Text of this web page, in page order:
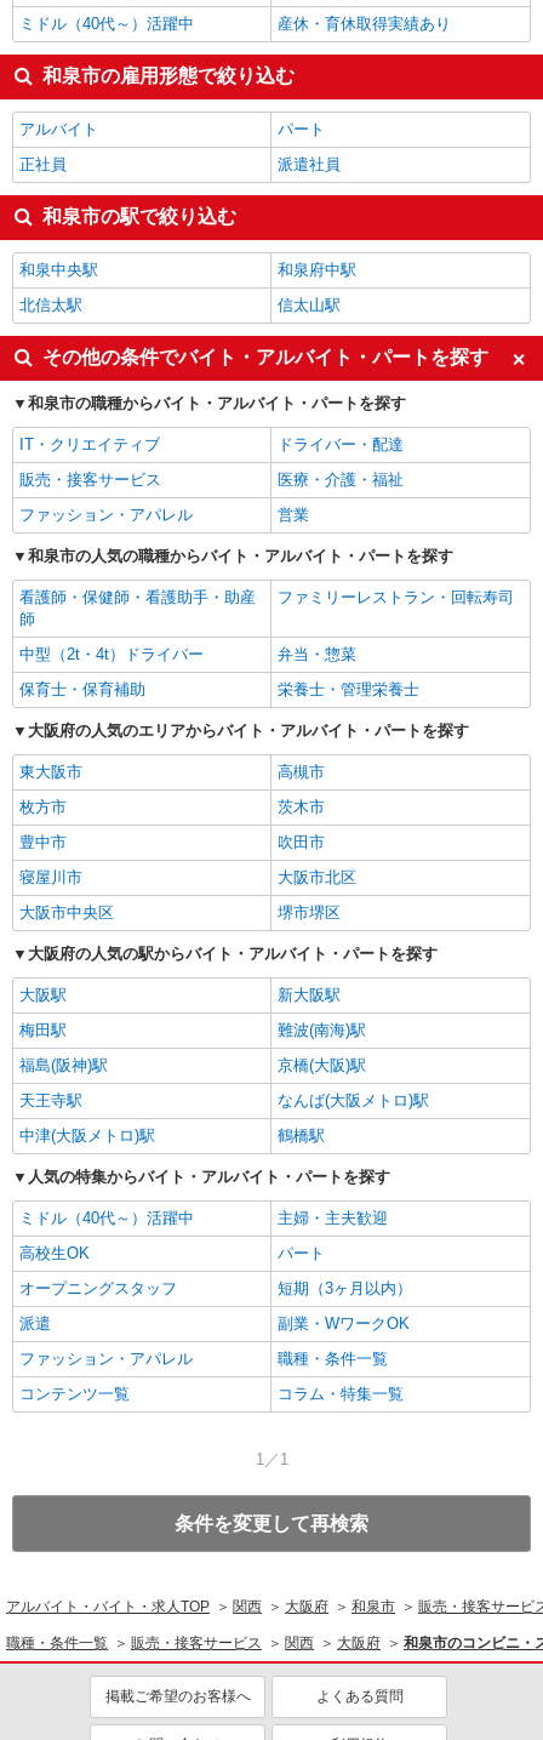
ミドル（40代～）活躍中
産休・育休取得実績あり
和泉市の雇用形態で絞り込む
アルバイト
パート
正社員
派遣社員
和泉市の駅で絞り込む
和泉中央駅
和泉府中駅
北信太駅
信太山駅
その他の条件でバイト・アルバイト・パートを探す
和泉市の職種からバイト・アルバイト・パートを探す
IT・クリエイティブ
ドライバー・配達
販売・接客サービス
医療・介護・福祉
ファッション・アパレル
営業
和泉市の人気の職種からバイト・アルバイト・パートを探す
看護師・保健師・看護助手・助産
師
ファミリーレストラン・回転寿司
中型（2t・4t）ドライバー
弁当・惣菜
保育士・保育補助
栄養士・管理栄養士
大阪府の人気のエリアからバイト・アルバイト・パートを探す
東大阪市
高槻市
枚方市
茨木市
豊中市
吹田市
寝屋川市
大阪市北区
大阪市中央区
堺市堺区
大阪府の人気の駅からバイト・アルバイト・パートを探す
大阪駅
新大阪駅
梅田駅
難波(南海)駅
福島(阪神)駅
京橋(大阪)駅
天王寺駅
なんば(大阪メトロ)駅
中津(大阪メトロ)駅
鶴橋駅
人気の特集からバイト・アルバイト・パートを探す
ミドル（40代～）活躍中
主婦・主夫歓迎
高校生OK
パート
オープニングスタッフ
短期（3ヶ月以内）
派遣
副業・WワークOK
ファッション・アパレル
職種・条件一覧
コンテンツ一覧
コラム・特集一覧
1／1
条件を変更して再検索
アルバイト・バイト・求人TOP 関西 大阪府 和泉市 販売・接客サービ
職種・条件一覧 販売・接客サービス 関西 大阪府 和泉市のコンビニ・
掲載ご希望のお客様へ よくある質問